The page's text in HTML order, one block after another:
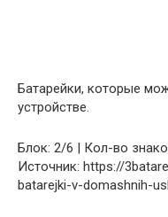
Батарейки, которые
устройстве.
Блок: 2/6 | Кол-во
Источник: https://
batarejki-v-domashnih-